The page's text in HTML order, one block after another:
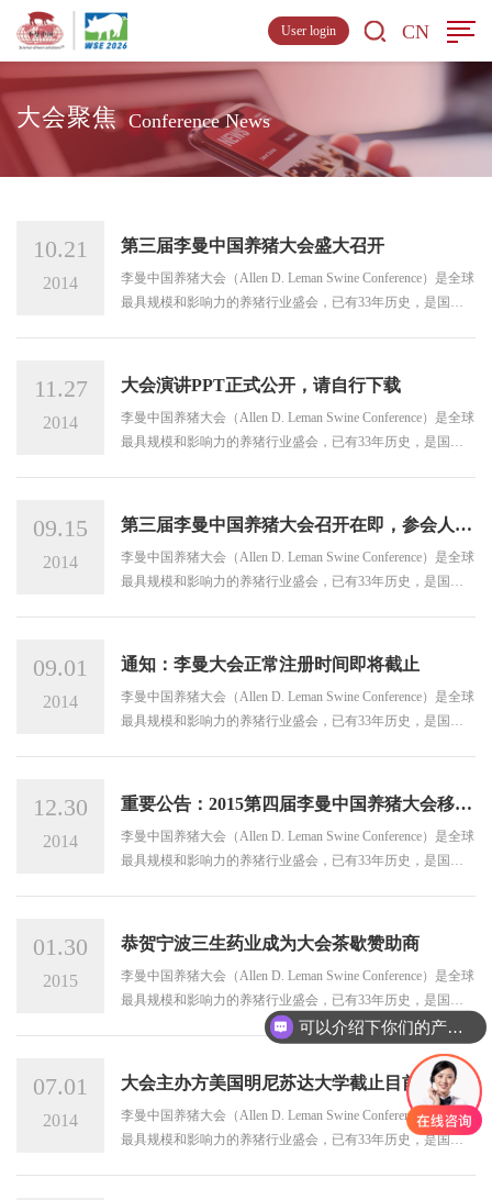
CN
User login
大会聚焦 Conference News
10.21
2014
第三届李曼中国养猪大会盛大召开
李曼中国养猪大会（Allen D. Leman Swine Conference）是全球
最具规模和影响力的养猪行业盛会，已有33年历史，是国际
11.27
2014
大会演讲PPT正式公开，请自行下载
李曼中国养猪大会（Allen D. Leman Swine Conference）是全球
最具规模和影响力的养猪行业盛会，已有33年历史，是国际
09.15
2014
第三届李曼中国养猪大会召开在即，参会人数
及展位规模再创新高...
李曼中国养猪大会（Allen D. Leman Swine Conference）是全球
最具规模和影响力的养猪行业盛会，已有33年历史，是国际
09.01
2014
通知：李曼大会正常注册时间即将截止
李曼中国养猪大会（Allen D. Leman Swine Conference）是全球
最具规模和影响力的养猪行业盛会，已有33年历史，是国际
12.30
2014
重要公告：2015第四届李曼中国养猪大会移师
南京举办
李曼中国养猪大会（Allen D. Leman Swine Conference）是全球
最具规模和影响力的养猪行业盛会，已有33年历史，是国际
01.30
2015
恭贺宁波三生药业成为大会茶歇赞助商
李曼中国养猪大会（Allen D. Leman Swine Conference）是全球
最具规模和影响力的养猪行业盛会，已有33年历史，是国际
公认的为养猪行业面临的复杂挑战提供科学解决方案的盛
07.01
2014
大会主办方美国明尼苏达大学截止目前共确定
8位重量级演讲嘉宾
李曼中国养猪大会（Allen D. Leman Swine Conference）是全球
最具规模和影响力的养猪行业盛会，已有33年历史，是国际
可以介绍下你们的产品么